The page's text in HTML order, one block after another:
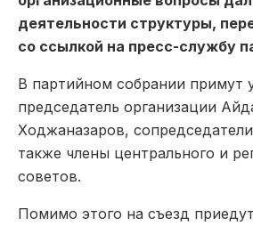
деятельности структуры,
со ссылкой на пресс-службу
В партийном собрании примут
председатель организации
Ходжаназаров,
также члены центрального и
советов.
Помимо этого на съезд